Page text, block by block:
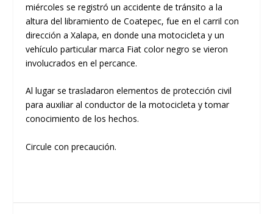
miércoles se registró un accidente de tránsito a la
altura del libramiento de Coatepec, fue en el carril con
dirección a Xalapa, en donde una motocicleta y un
vehículo particular marca Fiat color negro se vieron
involucrados en el percance.
Al lugar se trasladaron elementos de protección civil
para auxiliar al conductor de la motocicleta y tomar
conocimiento de los hechos.
Circule con precaución.